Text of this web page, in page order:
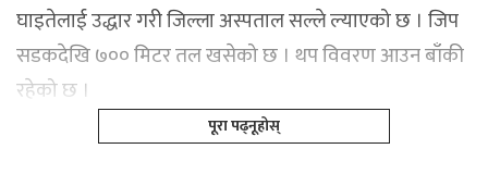
घाइतेलाई उद्धार गरी जिल्ला अस्पताल सल्ले ल्याएको छ । जिप
सडकदेखि ७०० मिटर तल खसेको छ । थप विवरण आउन बाँकी
रहेको छ ।
पूरा पढ्नूहोस्